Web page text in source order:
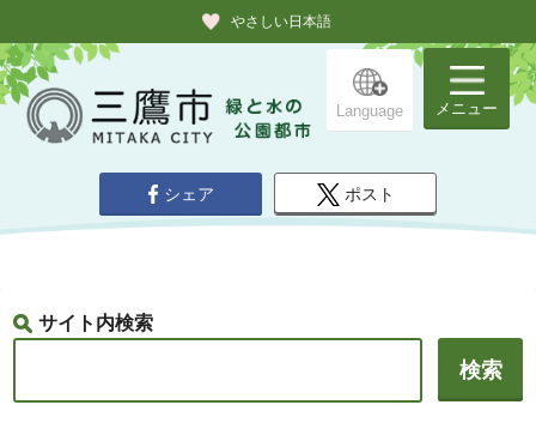
やさしい日本語
Language メニュー
シェア ポスト
サイト内検索